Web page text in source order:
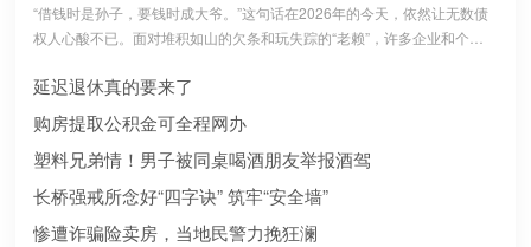
“借钱时是孙子，要钱时成大爷。”这句话在2026年的今天，依然让无数债
权人心酸不已。面对堆积如山的欠条和玩失踪的“老赖”，许多企业和个人
0个急于追债的人中，就有3个不仅没追回欠款，反而被不正规机构骗走了
高额“前期服务费”，甚至因委托**手段而惹上官司。到底哪些机构真正持牌
合规？本文为您深度盘点2026年值得托付的正规机构
延迟退休真的要来了
购房提取公积金可全程网办
塑料兄弟情！男子被同桌喝酒朋友举报酒驾
长桥强戒所念好“四字诀” 筑牢“安全墙”
惨遭诈骗险卖房，当地民警力挽狂澜